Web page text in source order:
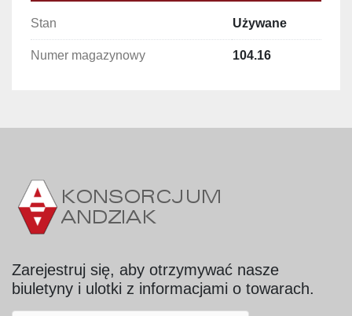
Stan Używane
Numer magazynowy 104.16
Zarejestruj się, aby otrzymywać nasze
biuletyny i ulotki z informacjami o towarach.